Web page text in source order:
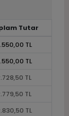
Tutar
TL
TL
TL
TL
TL